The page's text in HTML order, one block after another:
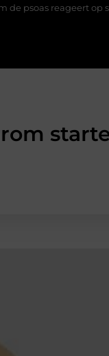
reageert op spanning